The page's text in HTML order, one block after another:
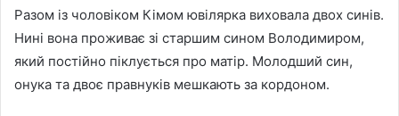
Разом із чоловіком Кімом ювілярка виховала двох синів.
Нині вона проживає зі старшим сином Володимиром,
який постійно піклується про матір. Молодший син,
онука та двоє правнуків мешкають за кордоном.